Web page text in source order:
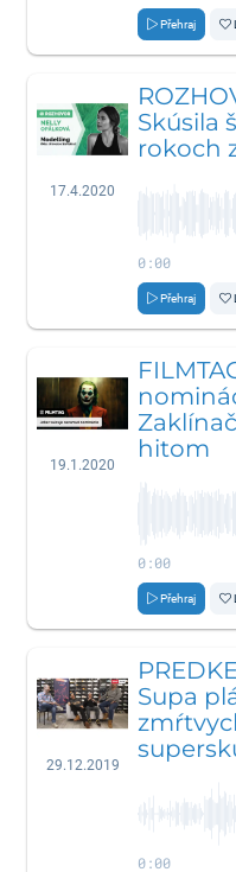
Přehraj
17.4.2020
Skúsila
rokoch
0:00
Přehraj
19.1.2020
hitom
0:00
Přehraj
29.12.2019
Supa
0:00